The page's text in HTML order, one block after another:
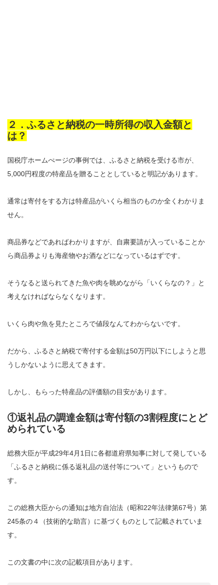
２．ふるさと納税の一時所得の収入金額と
は？
国税庁ホームぺージの事例では、ふるさと納税を受ける市が、
5,000円程度の特産品を贈ることとしていると明記があります。
通常は寄付をする方は特産品がいくら相当のものか全くわかりま
せん。
商品券などであればわかりますが、自粛要請が入っていることか
ら商品券よりも海産物やお酒などになっているはずです。
そうなると送られてきた魚や肉を眺めながら「いくらなの？」と
考えなければならなくなります。
いくら肉や魚を見たところで値段なんてわからないです。
だから、ふるさと納税で寄付する金額は50万円以下にしようと思
うしかないように思えてきます。
しかし、もらった特産品の評価額の目安があります。
①返礼品の調達金額は寄付額の3割程度にとど
められている
総務大臣が平成29年4月1日に各都道府県知事に対して発している
「ふるさと納税に係る返礼品の送付等について」というもので
す。
この総務大臣からの通知は地方自治法（昭和22年法律第67号）第
245条の４（技術的な助言）に基づくものとして記載されていま
す。
この文書の中に次の記載項目があります。